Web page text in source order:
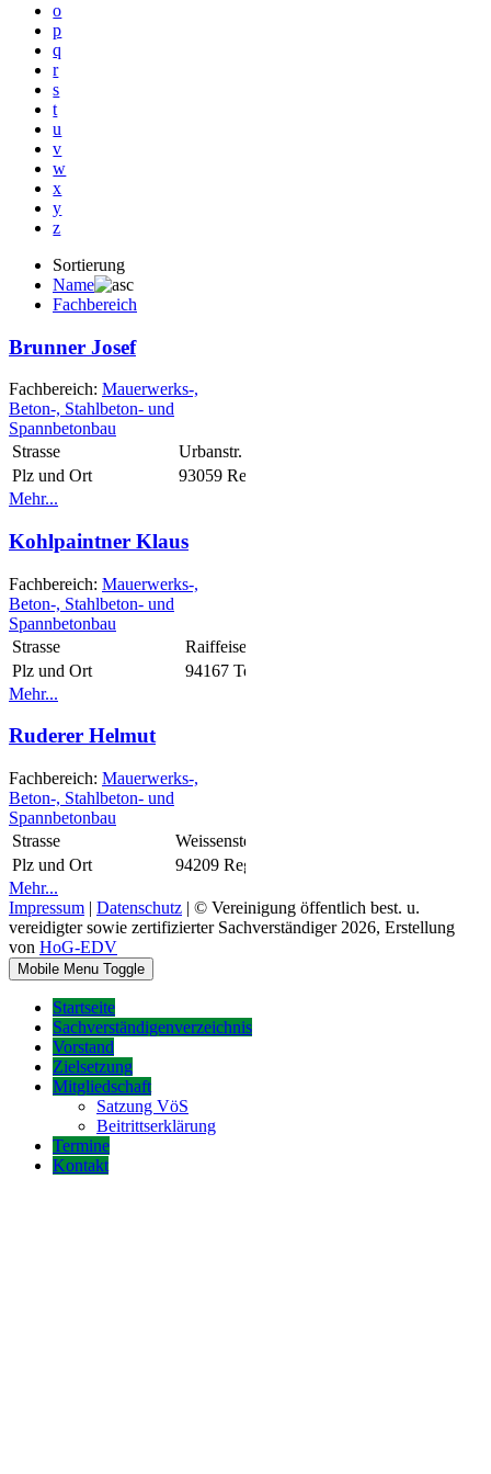
o
p
q
r
s
t
u
v
w
x
y
z
Sortierung
Name
Fachbereich
Brunner Josef
Fachbereich: Mauerwerks-,
Beton-, Stahlbeton- und
Spannbetonbau
Strasse
Urbanstr. 9
Plz und Ort
93059 Regensburg
Mehr...
Kohlpaintner Klaus
Fachbereich: Mauerwerks-,
Beton-, Stahlbeton- und
Spannbetonbau
Strasse
Raiffeisenplatz 6
Plz und Ort
94167 Tettenweis
Mehr...
Ruderer Helmut
Fachbereich: Mauerwerks-,
Beton-, Stahlbeton- und
Spannbetonbau
Strasse
Weissensteinerstr. 6
Plz und Ort
94209 Regen
Mehr...
Impressum | Datenschutz | © Vereinigung öffentlich best. u.
vereidigter sowie zertifizierter Sachverständiger 2026, Erstellung
von HoG-EDV
Mobile Menu Toggle
Startseite
Sachverständigenverzeichnis
Vorstand
Zielsetzung
Mitgliedschaft
Satzung VöS
Beitrittserklärung
Termine
Kontakt